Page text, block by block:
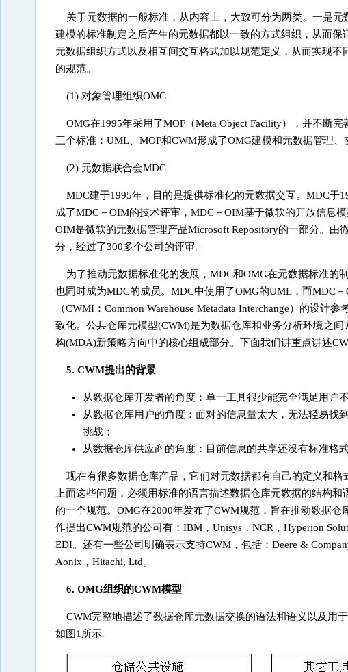
关于元数据的一般标准，从内容上，大致可分为两类。一是
建模的标准制定之后产生的元数据都以一致的方式组织，从而
元数据组织方式以及相互间交互格式加以规范定义，从而实现
的规范。
(1) 对象管理组织OMG
OMG在1995年采用了MOF（Meta Object Facility），并不断
三个标准：UML、MOF和CWM形成了OMG建模和元数据管理
(2) 元数据联合会MDC
MDC建于1995年，目的是提供标准化的元数据交互。MDC于
成了MDC－OIM的技术评审，MDC－OIM基于微软的开放信息
OIM是微软的元数据管理产品Microsoft Repository的一部分。
分，经过了300多个公司的评审。
为了推动元数据标准化的发展，MDC和OMG在元数据标准的
也同时成为MDC的成员。MDC中使用了OMG的UML，而MDC
（CWMI：Common Warehouse Metadata Interchange）的设
致化。公共仓库元模型(CWM)是为数据仓库和业务分析环境之
构(MDA)新策略方向中的核心组成部分。下面我们讲重点讲述
5. CWM提出的背景
从数据仓库开发者的角度：单一工具很少能完全满足用户
从数据仓库用户的角度：面对的信息量太大，无法轻易找
挑战；
从数据仓库供应商的角度：目前信息的共享还没有标准格
现在有很多数据仓库产品，它们对元数据都有自己的定义和
上面这些问题，必须用标准的语言描述数据仓库元数据的结构
的一个规范。OMG在2000年发布了CWM规范，旨在推动数据
作提出CWM规范的公司有：IBM，Unisys，NCR，Hyperion
EDI。还有一些公司明确表示支持CWM，包括：Deere &
Aonix，Hitachi, Ltd。
6. OMG组织的CWM模型
CWM完整地描述了数据仓库元数据交换的语法和语义以及用
如图1所示。